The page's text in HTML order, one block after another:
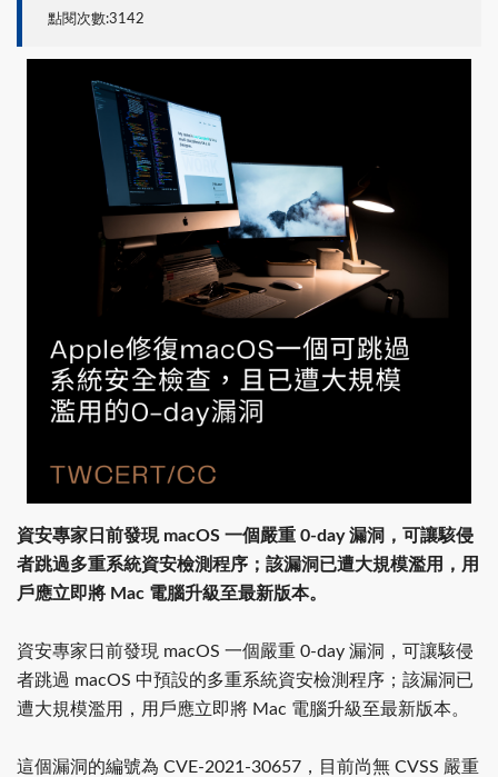
點閱次數:3142
資安專家日前發現 macOS 一個嚴重 0-day 漏洞，可讓駭侵
者跳過多重系統資安檢測程序；該漏洞已遭大規模濫用，用
戶應立即將 Mac 電腦升級至最新版本。
資安專家日前發現 macOS 一個嚴重 0-day 漏洞，可讓駭侵
者跳過 macOS 中預設的多重系統資安檢測程序；該漏洞已
遭大規模濫用，用戶應立即將 Mac 電腦升級至最新版本。
這個漏洞的編號為 CVE-2021-30657，目前尚無 CVSS 嚴重